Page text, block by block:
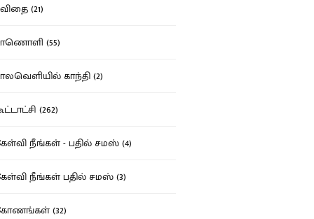
(21)
(55)
காந்தி (2)
(262)
நீங்கள் - பதில் சமஸ் (4)
நீங்கள் பதில் சமஸ் (3)
(32)